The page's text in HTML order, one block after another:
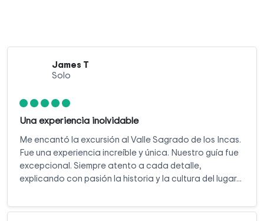
James T
Solo
Una experiencia inolvidable
Me encantó la excursión al Valle Sagrado de los Incas.
Fue una experiencia increíble y única. Nuestro guía fue
excepcional. Siempre atento a cada detalle,
explicando con pasión la historia y la cultura del lugar...